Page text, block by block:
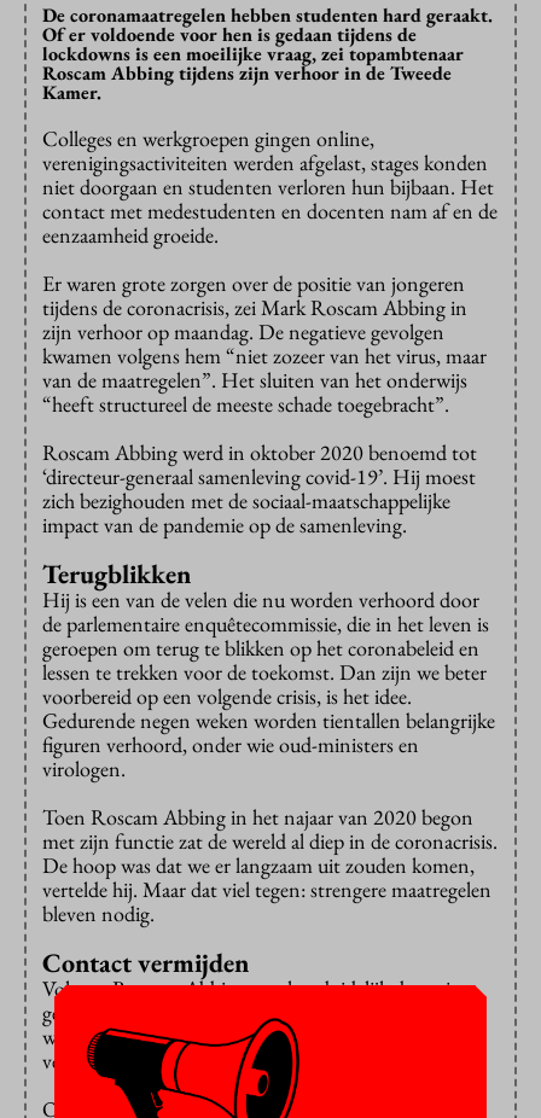
De coronamaatregelen hebben studenten hard geraakt.
Of er voldoende voor hen is gedaan tijdens de
lockdowns is een moeilijke vraag, zei topambtenaar
Roscam Abbing tijdens zijn verhoor in de Tweede
Kamer.
Colleges en werkgroepen gingen online,
verenigingsactiviteiten werden afgelast, stages konden
niet doorgaan en studenten verloren hun bijbaan. Het
contact met medestudenten en docenten nam af en de
eenzaamheid groeide.
Er waren grote zorgen over de positie van jongeren
tijdens de coronacrisis, zei Mark Roscam Abbing in
zijn verhoor op maandag. De negatieve gevolgen
kwamen volgens hem “niet zozeer van het virus, maar
van de maatregelen”. Het sluiten van het onderwijs
“heeft structureel de meeste schade toegebracht”.
Roscam Abbing werd in oktober 2020 benoemd tot
‘directeur-generaal samenleving covid-19’. Hij moest
zich bezighouden met de sociaal-maatschappelijke
impact van de pandemie op de samenleving.
Terugblikken
Hij is een van de velen die nu worden verhoord door
de parlementaire enquêtecommissie, die in het leven is
geroepen om terug te blikken op het coronabeleid en
lessen te trekken voor de toekomst. Dan zijn we beter
voorbereid op een volgende crisis, is het idee.
Gedurende negen weken worden tientallen belangrijke
figuren verhoord, onder wie oud-ministers en
virologen.
Toen Roscam Abbing in het najaar van 2020 begon
met zijn functie zat de wereld al diep in de coronacrisis.
De hoop was dat we er langzaam uit zouden komen,
vertelde hij. Maar dat viel tegen: strengere maatregelen
bleven nodig.
Contact vermijden
Volgens Roscam Abbing was het duidelijk dat er iets
gedaan moest worden voor jongeren, “die eigenlijk
weinig te vrezen hadden van het virus, maar wel heel
veel last hadden van de maatregelen”.
Om de verspreiding van het virus tegen te gaan, wil je